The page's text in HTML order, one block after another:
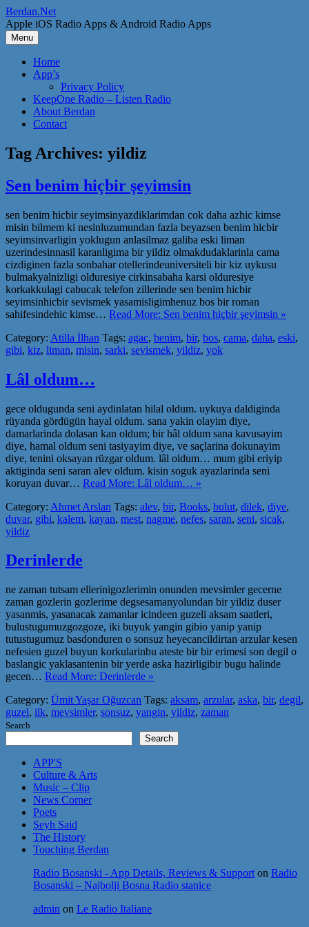
Skip
to
content
Berdan.Net
Apple iOS Radio Apps & Android Radio Apps
Menu
Home
App’s
Privacy Policy
KeepOne Radio – Listen Radio
About Berdan
Contact
Tag Archives: yildiz
Sen benim hiçbir şeyimsin
sen benim hicbir seyimsinyazdiklarimdan cok daha azhic kimse
misin bilmem ki nesinluzumundan fazla beyazsen benim hicbir
seyimsinvarligin yoklugun anlasilmaz galiba eski liman
uzerindesinnasil karanligima bir yildiz olmakdudaklarinla cama
cizdiginen fazla sonbahar otellerindeuniversiteli bir kiz uykusu
bulmakyalnizligi olduresiye cirkinsabaha karsi olduresiye
korkakkulagi cabucak telefon zillerinde sen benim hicbir
seyimsinhicbir sevismek yasamisligimhenuz bos bir roman
sahifesindehic kimse… Read More: Sen benim hiçbir şeyimsin »
Category: Atilla İlhan Tags: agac, benim, bir, bos, cama, daha, eski,
gibi, kiz, liman, misin, sarki, sevismek, yildiz, yok
Lâl oldum…
gece oldugunda seni aydinlatan hilal oldum. uykuya daldiginda
rüyanda gördügün hayal oldum. sana yakin olayim diye,
damarlarinda dolasan kan oldum; bir hâl oldum sana kavusayim
diye, hamal oldum seni tasiyayim diye, ve saçlarina dokunayim
diye, tenini oksayan rüzgar oldum. lâl oldum… mum gibi eriyip
aktiginda seni saran alev oldum. kisin soguk ayazlarinda seni
koruyan duvar… Read More: Lâl oldum… »
Category: Ahmet Arslan Tags: alev, bir, Books, bulut, dilek, diye,
duvar, gibi, kalem, kayan, mest, nagme, nefes, saran, seni, sicak,
yildiz
Derinlerde
ne zaman tutsam ellerinigozlerimin onunden mevsimler gecerne
zaman gozlerin gozlerime degsesamanyolundan bir yildiz duser
yasanmis, yasanacak zamanlar icindeen guzeli aksam saatleri,
bulustugumuzgozgoze, iki buyuk yangin gibio yanip yanip
tutustugumuz basdonduren o sonsuz heyecancildirtan arzular kesen
nefesien guzel buyun korkularinbu ateste bir bir erimesi son degil o
baslangic yaklasantenin bir yerde aska hazirligibir bugu halinde
gecen… Read More: Derinlerde »
Category: Ümit Yaşar Oğuzcan Tags: aksam, arzular, aska, bir, degil,
guzel, ilk, mevsimler, sonsuz, yangin, yildiz, zaman
Search
Search
APP'S
Culture & Arts
Music – Clip
News Corner
Poets
Şeyh Said
The History
Touching Berdan
Radio Bosanski - App Details, Reviews & Support on Radio
Bosanski – Najbolji Bosna Radio stanice
admin on Le Radio Italiane